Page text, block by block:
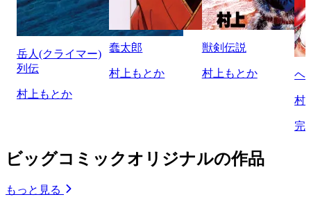
岳人(クライマー)
列伝
村上もとか
蠢太郎
村上もとか
獣剣伝説
村上もとか ヘ
村
完
ビッグコミックオリジナルの作品
もっと見る